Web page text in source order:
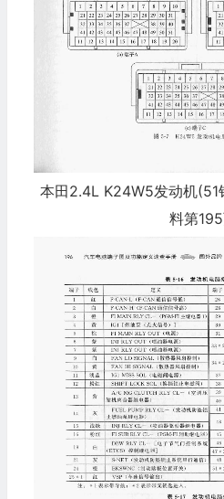
本田2.4L K24W5发动机
料第